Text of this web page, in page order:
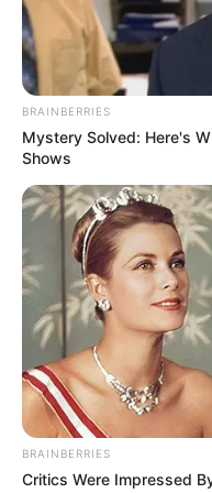
A legújabb
a kormány nem
fenntartja a
BRAINBERRIES
Mystery Solved: Here's
Shows
BRAINBERRIES
Critics Were Impressed